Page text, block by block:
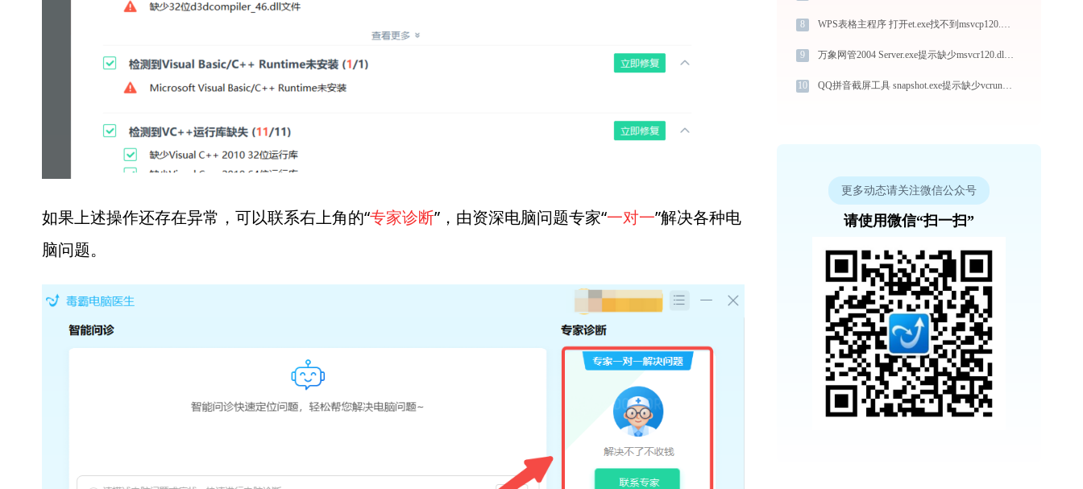
如果上述操作还存在异常，可以联系右上角的“专家诊断”，由资深电脑问题专家“一对一”解决各种电
脑问题。
8 WPS表格主程序 打开et.exe找不到msvcp120.dll怎么办
9 万象网管2004 Server.exe提示缺少msvcr120.dll文件的解决办法
10 QQ拼音截屏工具 snapshot.exe提示缺少vcruntime140.dll文件的解决办法
更多动态请关注微信公众号
请使用微信“扫一扫”